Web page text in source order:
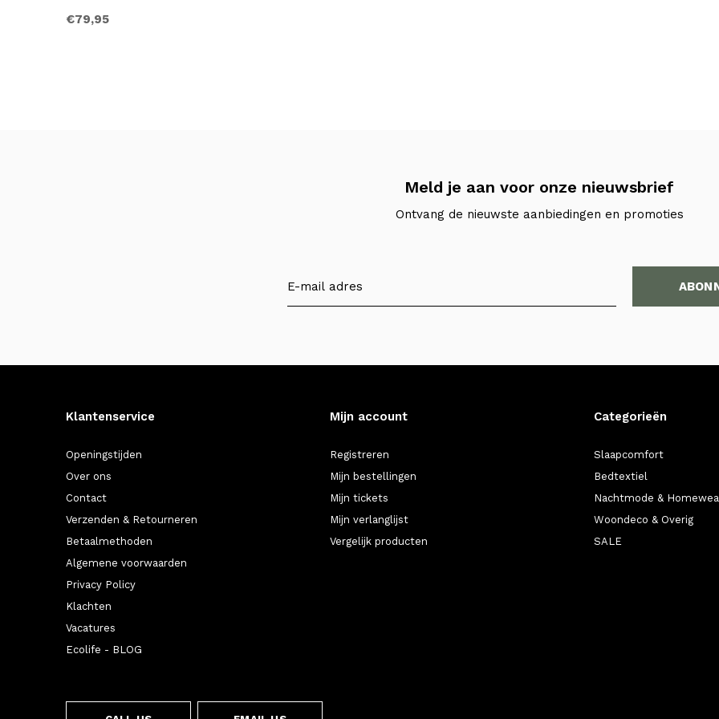
€79,95
Meld je aan voor onze nieuwsbrief
Ontvang de nieuwste aanbiedingen en promoties
Klantenservice
Openingstijden
Over ons
Contact
Verzenden & Retourneren
Betaalmethoden
Algemene voorwaarden
Privacy Policy
Klachten
Vacatures
Ecolife - BLOG
Mijn account
Registreren
Mijn bestellingen
Mijn tickets
Mijn verlanglijst
Vergelijk producten
Categorieën
Slaapcomfort
Bedtextiel
Nachtmode &
Woondeco & Overig
SALE